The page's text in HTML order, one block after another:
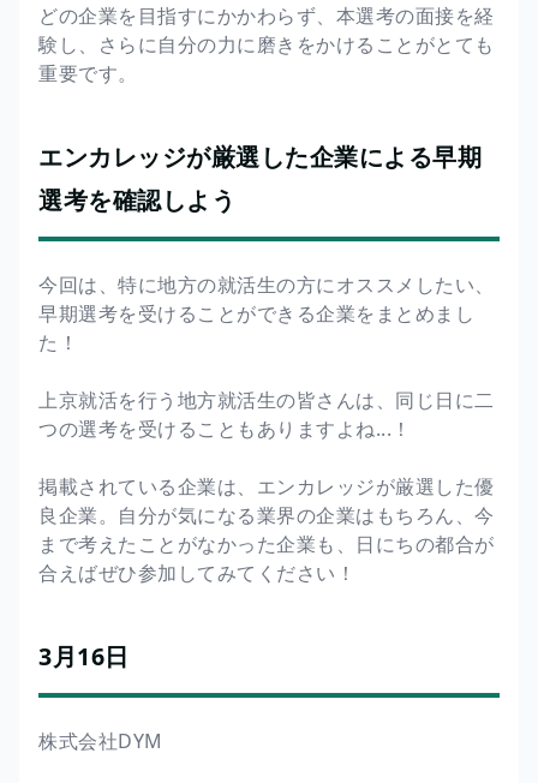
どの企業を目指すにかかわらず、本選考の面接を経
験し、さらに自分の力に磨きをかけることがとても
重要です。
エンカレッジが厳選した企業による早期
選考を確認しよう
今回は、特に地方の就活生の方にオススメしたい、
早期選考を受けることができる企業をまとめまし
た！
上京就活を行う地方就活生の皆さんは、同じ日に二
つの選考を受けることもありますよね...！
掲載されている企業は、エンカレッジが厳選した優
良企業。自分が気になる業界の企業はもちろん、今
まで考えたことがなかった企業も、日にちの都合が
合えばぜひ参加してみてください！
3月16日
株式会社DYM